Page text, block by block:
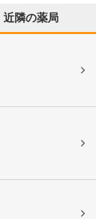
近隣の薬局